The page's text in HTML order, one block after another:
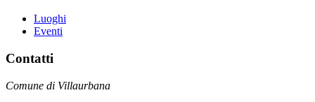
Luoghi
Eventi
Contatti
Comune di Villaurbana